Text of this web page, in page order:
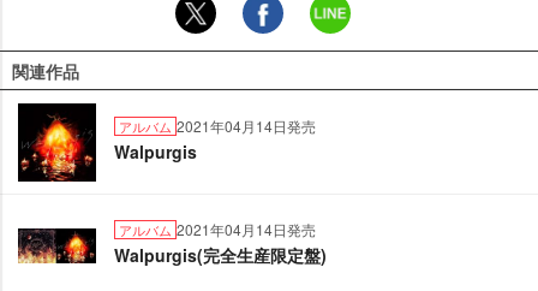
関連作品
アルバム 2021年04月14日発売
Walpurgis
アルバム 2021年04月14日発売
Walpurgis(完全生産限定盤)